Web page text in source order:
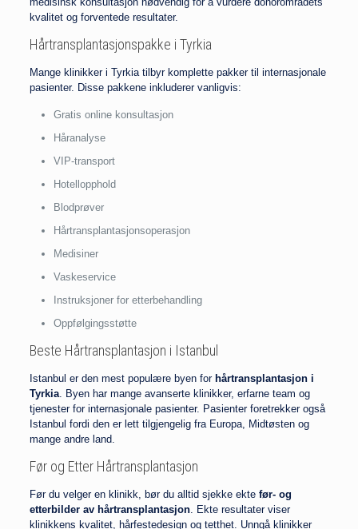
kvalitet og forventede resultater.
Hårtransplantasjonspakke i Tyrkia
Mange klinikker i Tyrkia tilbyr komplette pakker til internasjonale
pasienter. Disse pakkene inkluderer vanligvis:
Gratis online konsultasjon
Håranalyse
VIP-transport
Hotellopphold
Blodprøver
Hårtransplantasjonsoperasjon
Medisiner
Vaskeservice
Instruksjoner for etterbehandling
Oppfølgingsstøtte
Beste Hårtransplantasjon i Istanbul
Istanbul er den mest populære byen for hårtransplantasjon i
Tyrkia. Byen har mange avanserte klinikker, erfarne team og
tjenester for internasjonale pasienter. Pasienter foretrekker også
Istanbul fordi den er lett tilgjengelig fra Europa, Midtøsten og
mange andre land.
Før og Etter Hårtransplantasjon
Før du velger en klinikk, bør du alltid sjekke ekte før- og
etterbilder av hårtransplantasjon. Ekte resultater viser
klinikkens kvalitet, hårfestedesign og tetthet. Unngå klinikker